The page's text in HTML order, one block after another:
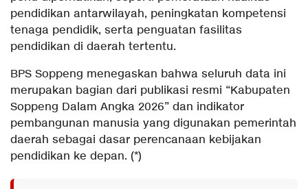
pendidikan antarwilayah, peningkatan kompetensi
tenaga pendidik, serta penguatan fasilitas
pendidikan di daerah tertentu.
BPS Soppeng menegaskan bahwa seluruh data ini
merupakan bagian dari publikasi resmi “Kabupaten
Soppeng Dalam Angka 2026” dan indikator
pembangunan manusia yang digunakan pemerintah
daerah sebagai dasar perencanaan kebijakan
pendidikan ke depan. (*)